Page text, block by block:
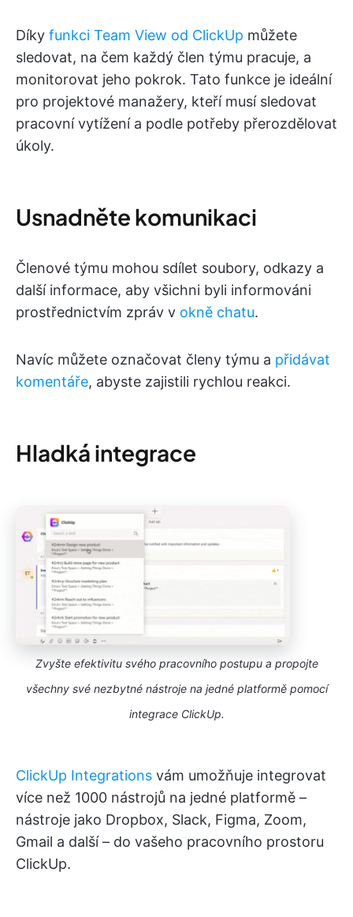
Díky funkci Team View od ClickUp můžete
sledovat, na čem každý člen týmu pracuje, a
monitorovat jeho pokrok. Tato funkce je ideální
pro projektové manažery, kteří musí sledovat
pracovní vytížení a podle potřeby přerozdělovat
úkoly.
Usnadněte komunikaci
Členové týmu mohou sdílet soubory, odkazy a
další informace, aby všichni byli informováni
prostřednictvím zpráv v okně chatu.
Navíc můžete označovat členy týmu a přidávat
komentáře, abyste zajistili rychlou reakci.
Hladká integrace
Zvyšte efektivitu svého pracovního postupu a propojte
všechny své nezbytné nástroje na jedné platformě pomocí
integrace ClickUp.
ClickUp Integrations vám umožňuje integrovat
více než 1000 nástrojů na jedné platformě –
nástroje jako Dropbox, Slack, Figma, Zoom,
Gmail a další – do vašeho pracovního prostoru
ClickUp.